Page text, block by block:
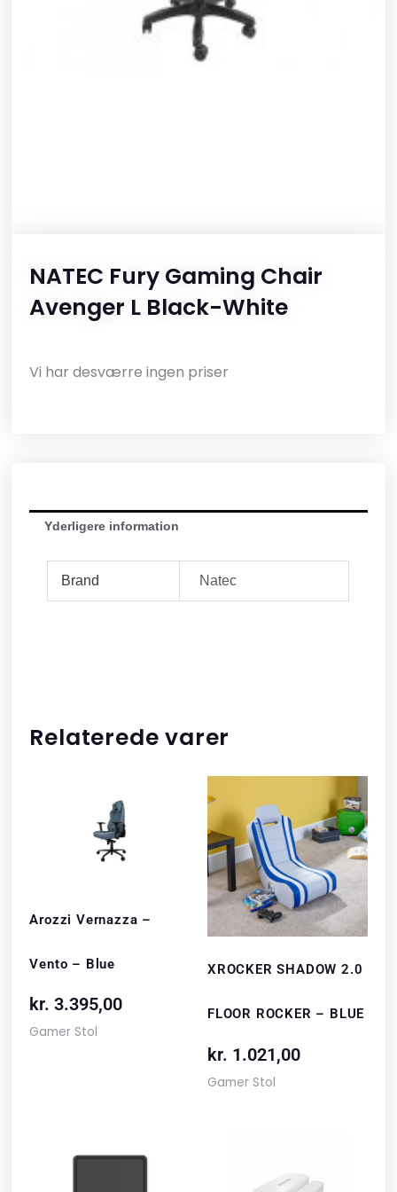
NATEC Fury Gaming Chair
Avenger L Black-White
Vi har desværre ingen priser
Yderligere information
Brand Natec
Relaterede varer
Arozzi Vernazza –
Vento – Blue
kr. 3.395,00
Gamer Stol
XROCKER SHADOW 2.0
FLOOR ROCKER – BLUE
kr. 1.021,00
Gamer Stol